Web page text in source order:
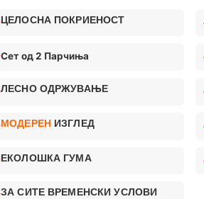
ЦЕЛОСНА ПОКРИЕНОСТ
Сет од 2 Парчиња
ЛЕСНО ОДРЖУВАЊЕ
МОДЕРЕН ИЗГЛЕД
ЕКОЛОШКА ГУМА
ЗА СИТЕ ВРЕМЕНСКИ УСЛОВИ